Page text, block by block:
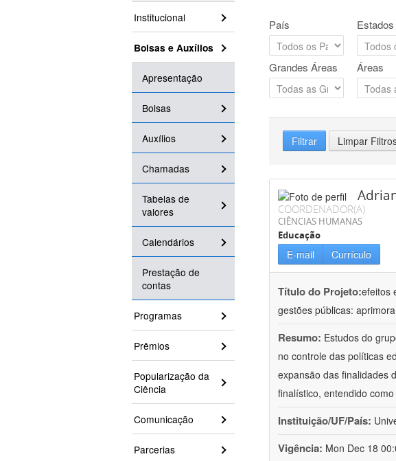
Institucional
Bolsas e Auxílios
Apresentação
Bolsas
Auxílios
Chamadas
Tabelas de
valores
Calendários
Prestação de
contas
Programas
Prêmios
Popularização da
Ciência
Comunicação
Parcerias
País Estados
Grandes Áreas Áreas
Filtrar Limpar
COORDENADOR(A)
CIÊNCIAS HUMANAS
Educação
E-mail Currículo
Título do Projeto:efeitos
gestões públicas:
Resumo: Estudos do
no controle das políticas
expansão das finalidades
finalístico, entendido
Instituição/UF/País:
Vigência: Mon Dec 18